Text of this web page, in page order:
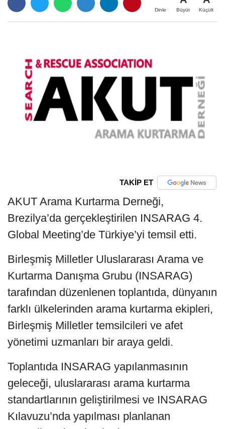
Dinle Büyüt Küçült
TAKİP ET
AKUT Arama Kurtarma Derneği,
Brezilya’da gerçekleştirilen INSARAG 4.
Global Meeting’de Türkiye’yi temsil etti.
Birleşmiş Milletler Uluslararası Arama ve
Kurtarma Danışma Grubu (INSARAG)
tarafından düzenlenen toplantıda, dünyanın
farklı ülkelerinden arama kurtarma ekipleri,
Birleşmiş Milletler temsilcileri ve afet
yönetimi uzmanları bir araya geldi.
Toplantıda INSARAG yapılanmasının
geleceği, uluslararası arama kurtarma
standartlarının geliştirilmesi ve INSARAG
Kılavuzu’nda yapılması planlanan